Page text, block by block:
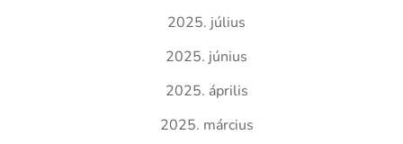
2025. július
2025. június
2025. április
2025. március